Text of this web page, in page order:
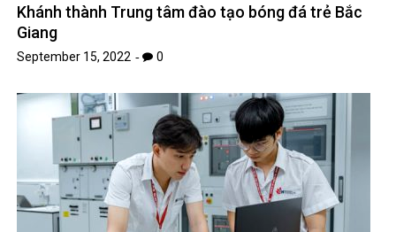
Khánh thành Trung tâm đào tạo bóng đá trẻ Bắc
Giang
September 15, 2022 0